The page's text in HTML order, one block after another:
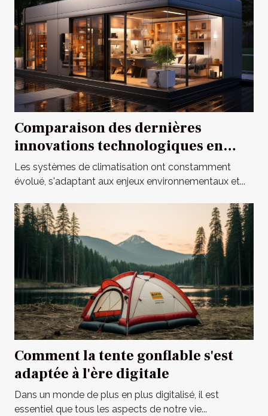
Comparaison des dernières
innovations technologiques en
matière de systèmes de
climatisation
Les systèmes de climatisation ont constamment
évolué, s'adaptant aux enjeux environnementaux et...
Comment la tente gonflable s'est
adaptée à l'ère digitale
Dans un monde de plus en plus digitalisé, il est
essentiel que tous les aspects de notre vie...